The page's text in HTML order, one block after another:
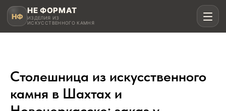
НФ
НЕ ФОРМАТ
ИЗДЕЛИЯ ИЗ
ИСКУССТВЕННОГО КАМНЯ
Рассчитать в MAX
Столешница из искусственного
камня в Шахтах и